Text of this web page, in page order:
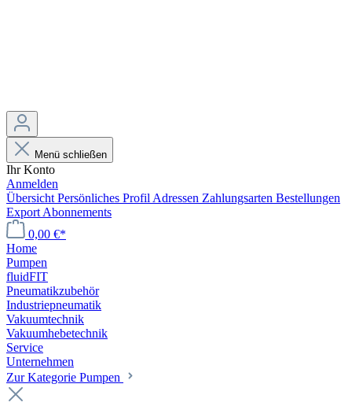
Menü schließen
Ihr Konto
Anmelden
Übersicht Persönliches Profil Adressen Zahlungsarten Bestellungen
Export Abonnements
0,00 €*
Home
Pumpen
fluidFIT
Pneumatikzubehör
Industriepneumatik
Vakuumtechnik
Vakuumhebetechnik
Service
Unternehmen
Zur Kategorie Pumpen